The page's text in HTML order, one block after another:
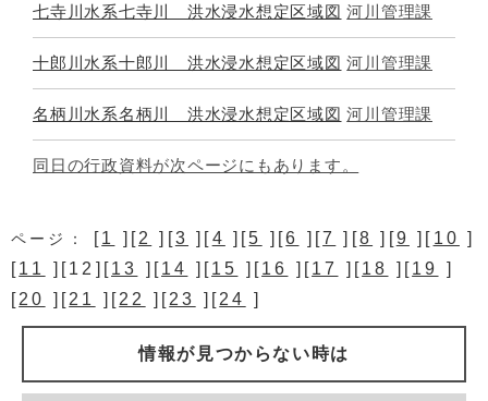
七寺川水系七寺川 洪水浸水想定区域図 河川管理課
十郎川水系十郎川 洪水浸水想定区域図 河川管理課
名柄川水系名柄川 洪水浸水想定区域図 河川管理課
同日の行政資料が次ページにもあります。
ページ： [1 ][2 ][3 ][4 ][5 ][6 ][7 ][8 ][9 ][ 10 ]
[11 ][12][13 ][14 ][15 ][16 ][17 ][18 ][19
]
[20 ][21 ][22 ][23 ][24 ]
情報が見つからない時は